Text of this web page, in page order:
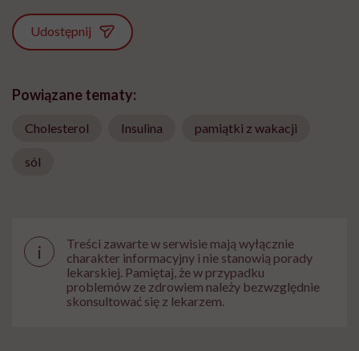
Udostępnij
Powiązane tematy:
Cholesterol Insulina pamiątki z wakacji
sól
i
Treści zawarte w serwisie mają wyłącznie
charakter informacyjny i nie stanowią porady
lekarskiej. Pamiętaj, że w przypadku
problemów ze zdrowiem należy bezwzględnie
skonsultować się z lekarzem.